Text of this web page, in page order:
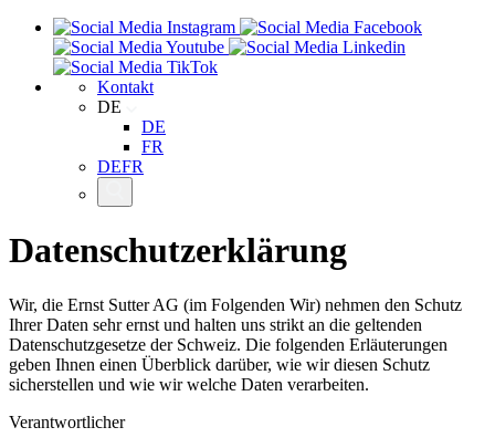
Kontakt
DE
DE
FR
DEFR
Datenschutzerklärung
Wir, die Ernst Sutter AG (im Folgenden Wir) nehmen den Schutz
Ihrer Daten sehr ernst und halten uns strikt an die geltenden
Datenschutzgesetze der Schweiz. Die folgenden Erläuterungen
geben Ihnen einen Überblick darüber, wie wir diesen Schutz
sicherstellen und wie wir welche Daten verarbeiten.
Verantwortlicher